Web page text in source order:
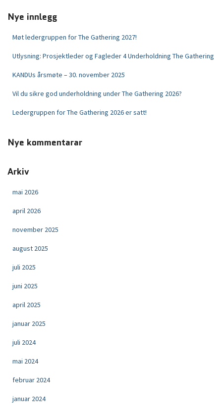
Nye innlegg
Møt ledergruppen for The Gathering 2027!
Utlysning: Prosjektleder og Fagleder 4 Underholdning The Gathering
KANDUs årsmøte – 30. november 2025
Vil du sikre god underholdning under The Gathering 2026?
Ledergruppen for The Gathering 2026 er satt!
Nye kommentarar
Arkiv
mai 2026
april 2026
november 2025
august 2025
juli 2025
juni 2025
april 2025
januar 2025
juli 2024
mai 2024
februar 2024
januar 2024